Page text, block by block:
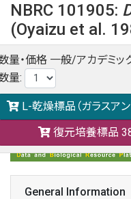
NBRC 101905:
(Oyaizu et al.
NBRC 101905の情報や
らご覧ください。
日本語での検索も可能で
量・価格 一般/アカデミッ
量:
L-乾燥標品（ガラスアン
復元培養標品
General Information